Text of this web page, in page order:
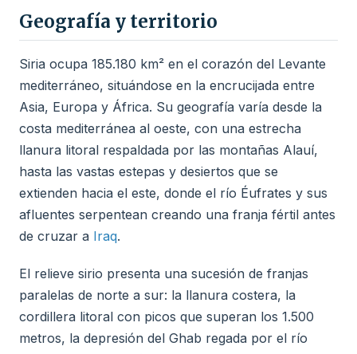
Geografía y territorio
Siria ocupa 185.180 km² en el corazón del Levante
mediterráneo, situándose en la encrucijada entre
Asia, Europa y África. Su geografía varía desde la
costa mediterránea al oeste, con una estrecha
llanura litoral respaldada por las montañas Alauí,
hasta las vastas estepas y desiertos que se
extienden hacia el este, donde el río Éufrates y sus
afluentes serpentean creando una franja fértil antes
de cruzar a Iraq.
El relieve sirio presenta una sucesión de franjas
paralelas de norte a sur: la llanura costera, la
cordillera litoral con picos que superan los 1.500
metros, la depresión del Ghab regada por el río